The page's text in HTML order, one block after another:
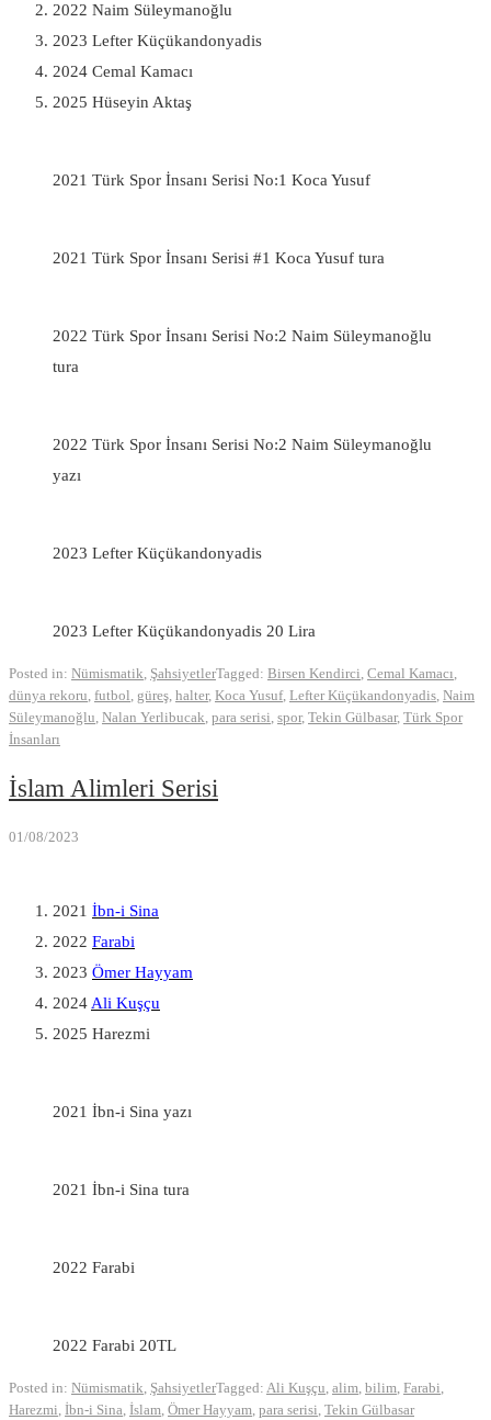
2022 Naim Süleymanoğlu
2023 Lefter Küçükandonyadis
2024 Cemal Kamacı
2025 Hüseyin Aktaş
2021 Türk Spor İnsanı Serisi No:1 Koca Yusuf
2021 Türk Spor İnsanı Serisi #1 Koca Yusuf tura
2022 Türk Spor İnsanı Serisi No:2 Naim Süleymanoğlu
tura
2022 Türk Spor İnsanı Serisi No:2 Naim Süleymanoğlu
yazı
2023 Lefter Küçükandonyadis
2023 Lefter Küçükandonyadis 20 Lira
Posted in: Nümismatik, ŞahsiyetlerTagged: Birsen Kendirci, Cemal Kamacı,
dünya rekoru, futbol, güreş, halter, Koca Yusuf, Lefter Küçükandonyadis, Naim
Süleymanoğlu, Nalan Yerlibucak, para serisi, spor, Tekin Gülbasar, Türk Spor
İnsanları
İslam Alimleri Serisi
01/08/2023
2021 İbn-i Sina
2022 Farabi
2023 Ömer Hayyam
2024 Ali Kuşçu
2025 Harezmi
2021 İbn-i Sina yazı
2021 İbn-i Sina tura
2022 Farabi
2022 Farabi 20TL
Posted in: Nümismatik ŞahsiyetlerTagged: Ali Kuşçu alim bilim Farabi
Harezmi İbn-i Sina İslam Ömer Hayyam para serisi Tekin Gülbasar